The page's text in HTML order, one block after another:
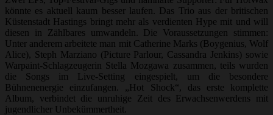
könnte es aktuell kaum besser laufen. Das Trio aus der britischen
Küstenstadt Hastings bringt mehr als verdienten Hype mit und will
diesen in Zählbares umwandeln. Die Voraussetzungen stimmen:
Unter anderem arbeitete man mit Catherine Marks (Boygenius, Wolf
Alice), Steph Marziano (Picture Parlour, Cassandra Jenkins) sowie
Warpaint-Schlagzeugerin Stella Mozgawa zusammen, teils wurden
die Songs im Live-Setting eingespielt, um die besondere
Bühnenenergie einzufangen. „Hot Shock“, das erste komplette
Album, verbindet die unruhige Zeit des Erwachsenwerdens mit
jugendlicher Unbekümmertheit.